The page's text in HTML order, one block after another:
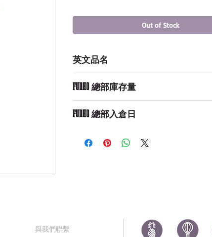
Out of Stock
英文品名
FUNKO 總部庫存量
FUNKO 總部入倉日